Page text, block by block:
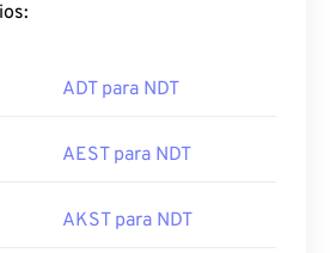
ADT para NDT
AEST para NDT
AKST para NDT